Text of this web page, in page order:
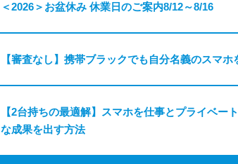
＜2026＞お盆休み 休業日のご案内8/12～8/16
【審査なし】携帯ブラックでも自分名義のスマ
【2台持ちの最適解】スマホを仕事とプライベ
な成果を出す方法